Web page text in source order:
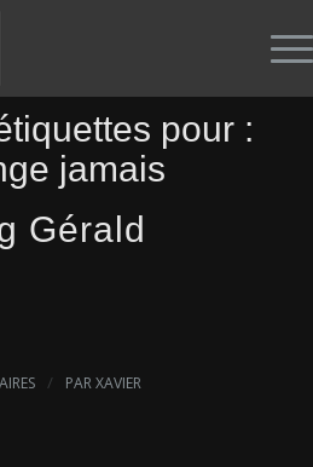
pour :
jamais
Gérald
/ PARXAVIER